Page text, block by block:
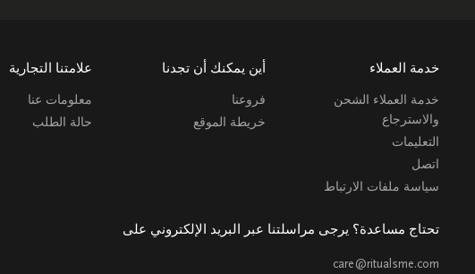
خدمة العملاء
خدمة العملاء الشحن
والاسترجاع
التعليمات
اتصل
سياسة ملفات الارتباط
أين يمكنك أن تجدنا
فروعنا
خريطة الموقع
علامتنا التجارية
معلومات عنا
حالة الطلب
تحتاج مساعدة؟ يرجى مراسلتنا عبر البريد الإلكتروني على
care@ritualsme.com